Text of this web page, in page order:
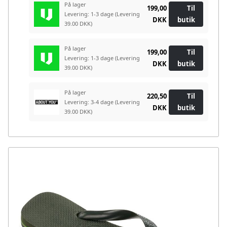
På lager
Levering: 1-3 dage (Levering
39.00 DKK)
199,00
DKK
Til
butik
På lager
Levering: 1-3 dage (Levering
39.00 DKK)
199,00
DKK
Til
butik
På lager
Levering: 3-4 dage (Levering
39.00 DKK)
220,50
DKK
Til
butik